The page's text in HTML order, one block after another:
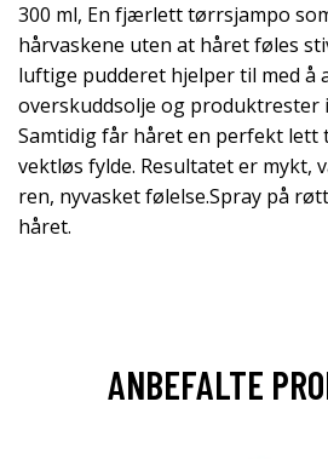
300 ml, En fjærlett tørrsjampo
hårvaskene uten at håret føles
luftige pudderet hjelper til med å
overskuddsolje og produktrester
Samtidig får håret en perfekt
vektløs fylde. Resultatet er mykt,
ren, nyvasket følelse.Spray på
håret.
ANBEFALTE